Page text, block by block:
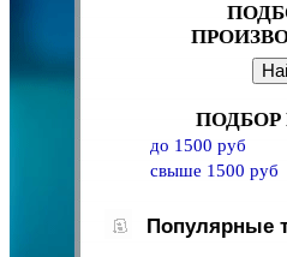
ПОДБОР
до 1500 руб
свыше 1500 руб
Популярные